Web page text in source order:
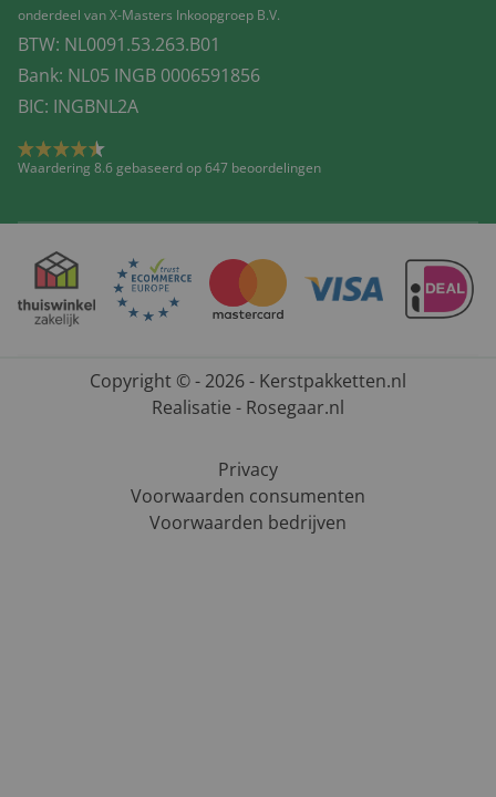
onderdeel van X-Masters Inkoopgroep B.V.
BTW: NL0091.53.263.B01
Bank: NL05 INGB 0006591856
BIC: INGBNL2A
Waardering 8.6 gebaseerd op 647 beoordelingen
Copyright © - 2026 - Kerstpakketten.nl
Realisatie - Rosegaar.nl
Privacy
Voorwaarden consumenten
Voorwaarden bedrijven